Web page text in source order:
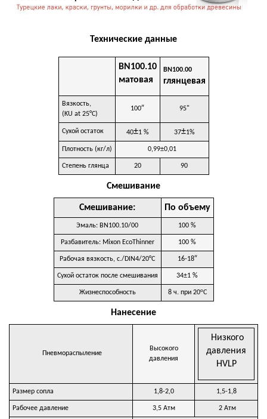
Технические данные
BN100.10
матовая
BN100.00
глянцевая
Вязкость,
(KU at 25°C)
100″ 95"
Сухой остаток 40±1 % 37±1%
Плотность (кг/л) 0,99±0,01
Степень глянца 20 90
Смешивание
Смешивание: По объему
Эмаль: BN100.10/00 100 %
Разбавитель: Mixon EcoThinner 100 %
Рабочая вязкость, с./DIN4/20°C 16-18″
Сухой остаток после смешивания 34±1 %
Жизнеспособность 8 ч. при 20оС
Нанесение
Пневмораспыление
Высокого
давления
Низкого
давления
HVLP
Размер сопла 1,8-2,0 1,5-1,8
Рабочее давление 3,5 Атм 2 Атм